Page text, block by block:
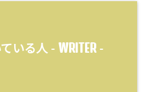
いる人 - WRITER-